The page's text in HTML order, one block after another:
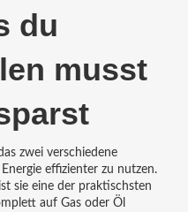
du
musst
zwei verschiedene
effizienter zu nutzen.
sie eine der praktischsten
auf Gas oder Öl